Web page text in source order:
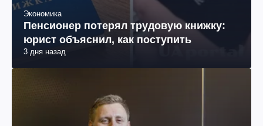
Экономика
Пенсионер потерял трудовую книжку:
юрист объяснил, как поступить
3 дня назад